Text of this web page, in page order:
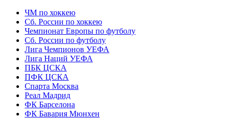
ЧМ по хоккею
Сб. России по хоккею
Чемпионат Европы по футболу
Сб. России по футболу
Лига Чемпионов УЕФА
Лига Наций УЕФА
ПБК ЦСКА
ПФК ЦСКА
Спарта Москва
Реал Мадрид
ФК Барселона
ФК Бавария Мюнхен